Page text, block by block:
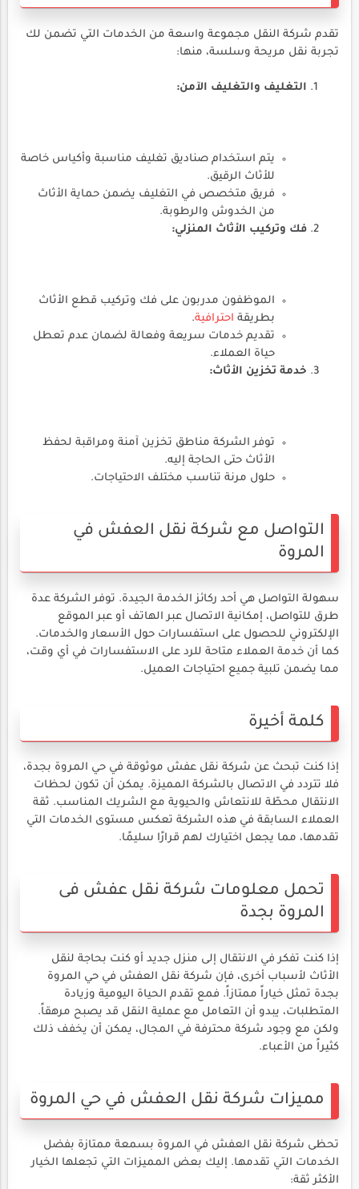
تقدم شركة النقل مجموعة واسعة من الخدمات التي تضمن لك
تجربة نقل مريحة وسلسة، منها:
التغليف والتغليف الآمن:
يتم استخدام صناديق تغليف مناسبة وأكياس خاصة
للأثاث الرقيق.
فريق متخصص في التغليف يضمن حماية الأثاث
من الخدوش والرطوبة.
فك وتركيب الأثاث المنزلي:
الموظفون مدربون على فك وتركيب قطع الأثاث
بطريقة احترافية.
تقديم خدمات سريعة وفعالة لضمان عدم تعطل
حياة العملاء.
خدمة تخزين الأثاث:
توفر الشركة مناطق تخزين آمنة ومراقبة لحفظ
الأثاث حتى الحاجة إليه.
حلول مرنة تناسب مختلف الاحتياجات.
التواصل مع شركة نقل العفش في
المروة
سهولة التواصل هي أحد ركائز الخدمة الجيدة. توفر الشركة عدة
طرق للتواصل، إمكانية الاتصال عبر الهاتف أو عبر الموقع
الإلكتروني للحصول على استفسارات حول الأسعار والخدمات.
كما أن خدمة العملاء متاحة للرد على الاستفسارات في أي وقت،
مما يضمن تلبية جميع احتياجات العميل.
كلمة أخيرة
إذا كنت تبحث عن شركة نقل عفش موثوقة في حي المروة بجدة،
فلا تتردد في الاتصال بالشركة المميزة. يمكن أن تكون لحظات
الانتقال محطّة للانتعاش والحيوية مع الشريك المناسب. ثقة
العملاء السابقة في هذه الشركة تعكس مستوى الخدمات التي
تقدمها، مما يجعل اختيارك لهم قرارًا سليمًا.
تحمل معلومات شركة نقل عفش فى
المروة بجدة
إذا كنت تفكر في الانتقال إلى منزل جديد أو كنت بحاجة لنقل
الأثاث لأسباب أخرى، فإن شركة نقل العفش في حي المروة
بجدة تمثل خياراً ممتازاً. فمع تقدم الحياة اليومية وزيادة
المتطلبات، يبدو أن التعامل مع عملية النقل قد يصبح مرهقاً.
ولكن مع وجود شركة محترفة في المجال، يمكن أن يخفف ذلك
كثيراً من الأعباء.
مميزات شركة نقل العفش في حي المروة
تحظى شركة نقل العفش في المروة بسمعة ممتازة بفضل
الخدمات التي تقدمها. إليك بعض المميزات التي تجعلها الخيار
الأكثر ثقة: